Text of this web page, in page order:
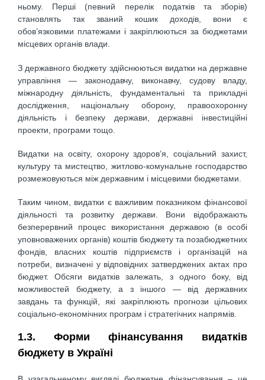
ньому. Перші (певний перелік податків та зборів)
становлять так званий кошик доходів, вони є
обов’язковими платежами і закріплюються за бюджетами
місцевих органів влади.
З державного бюджету здійснюються видатки на державне
управління — законодавчу, виконавчу, судову владу,
міжнародну діяльність, фундаментальні та прикладні
дослідження, національну оборону, правоохоронну
діяльність і безпеку держави, державні інвестиційні
проекти, програми тощо.
Видатки на освіту, охорону здоров’я, соціальний захист,
культуру та мистецтво, житлово-комунальне господарство
розмежовуються між державним і місцевими бюджетами.
Таким чином, видатки є важливим показником фінансової
діяльності та розвитку держави. Вони відображають
безперервний процес використання державою (в особі
уповноважених органів) коштів бюджету та позабюджетних
фондів, власних коштів підприємств і організацій на
потреби, визначені у відповідних затверджених актах про
бюджет. Обсяги видатків залежать, з одного боку, від
можливостей бюджету, а з іншого — від державних
завдань та функцій, які закріплюють прогнози цільових
соціально-економічних програм і стратегічних напрямів.
1.3. Форми фінансування видатків
бюджету в Україні